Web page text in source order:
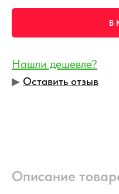
В
Нашли дешевле?
▶︎ Оставить отзыв
Описание